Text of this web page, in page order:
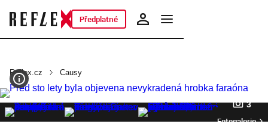
Předplatné
Reflex.cz Causy
3
Fotogalerie